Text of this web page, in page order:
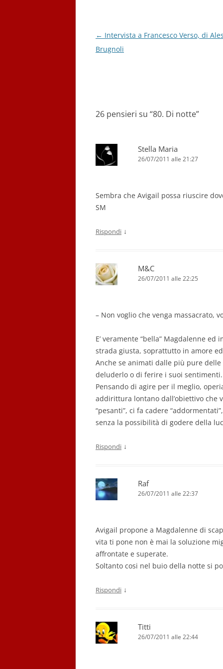
Navigazione
articolo
← Intervista a Francesco Verso, di
Brugnoli
26 pensieri su “80. Di notte”
Stella Maria
26/07/2011 alle 21:27
Sembra che Avigail possa riuscire
SM
Rispondi ↓
M&C
26/07/2011 alle 22:25
– Non voglio che venga massacrato,
E’ veramente “bella” Magdalenne
strada giusta, soprattutto in amore
Anche se animati dalle più pure
deluderlo o di ferire i suoi sentimenti.
Pensando di agire per il meglio,
addirittura lontano dall’obiettivo che
“pesanti”, ci fa cadere
senza la possibilità di godere della
Rispondi ↓
Raf
26/07/2011 alle 22:37
Avigail propone a Magdalenne di
vita ti pone non è mai la soluzione
affrontate e superate.
Soltanto cosi nel buio della notte si
Rispondi ↓
Titti
26/07/2011 alle 22:44